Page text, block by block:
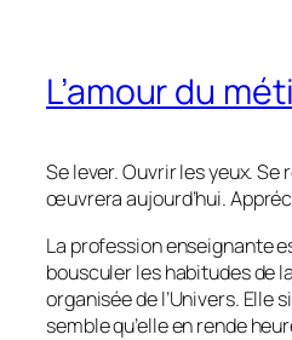
L’amour du
Se lever. Ouvrir les yeux.
œuvrera aujourd’hui.
La profession enseignante
bousculer les habitudes de
organisée de l’Univers. Elle
semble qu’elle en rende